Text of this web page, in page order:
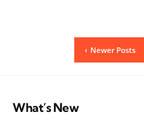
Newer Posts
What’s New